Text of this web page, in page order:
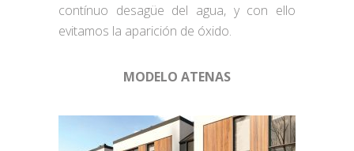
contínuo desagüe del agua, y con ello
evitamos la aparición de óxido.
MODELO ATENAS